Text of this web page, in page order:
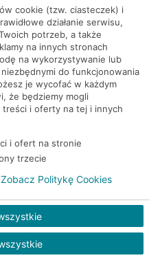
Bankomat (Planet
Cash)
Bankomat
(Euronet)
Bankomat
Bankomat
Bankomat
(Euronet)
Bankomat
cookie (tzw. ciasteczek) i
działanie serwisu,
potrzeb, a także
na innych stronach
na wykorzystywanie lub
do funkcjonowania
je wycofać w każdym
że będziemy mogli
i oferty na tej i innych
i ofert na stronie
trzecie
Zobacz Politykę Cookies